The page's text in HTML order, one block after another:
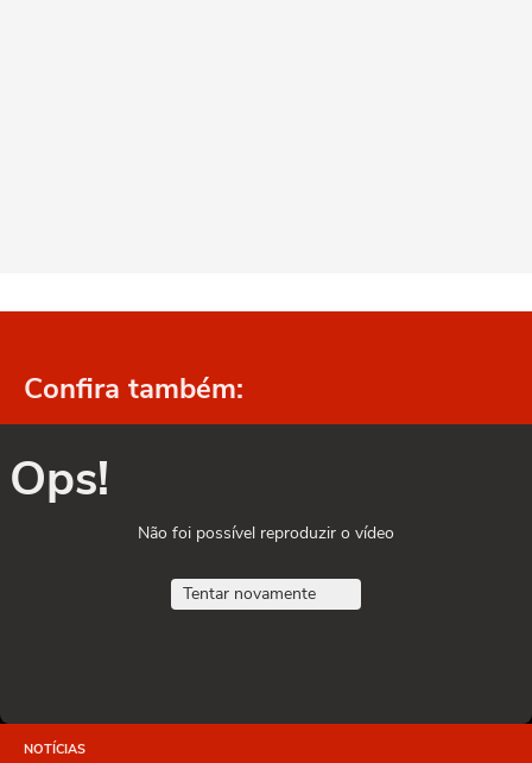
Confira também:
Ops!
Não foi possível reproduzir o vídeo
Tentar novamente
NOTÍCIAS